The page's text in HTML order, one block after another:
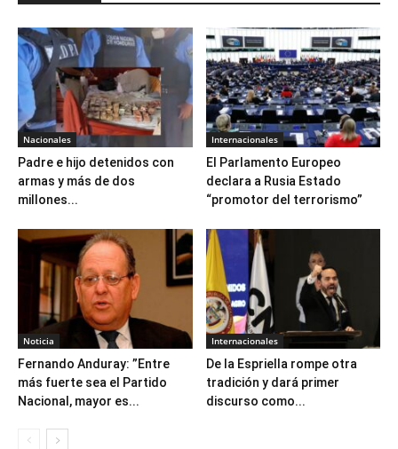
Nacionales
Padre e hijo detenidos con
armas y más de dos
millones...
Internacionales
El Parlamento Europeo
declara a Rusia Estado
“promotor del terrorismo”
Noticia
Fernando Anduray: ”Entre
más fuerte sea el Partido
Nacional, mayor es...
Internacionales
De la Espriella rompe otra
tradición y dará primer
discurso como...